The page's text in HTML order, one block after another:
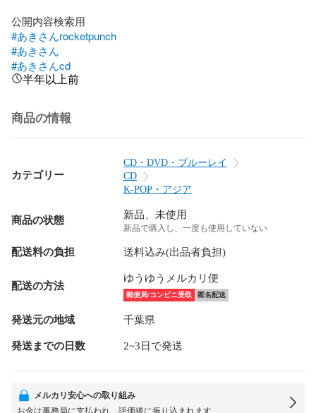
#あきさんrocketpunch
#あきさん
#あきさんcd
半年以上前
商品の情報
カテゴリー
CD・DVD・ブルーレイ
CD
K-POP・アジア
商品の状態 新品、未使用
新品で購入し、一度も使用していない
配送料の負担 送料込み(出品者負担)
配送の方法
ゆうゆうメルカリ便
郵便局/コンビニ受取 匿名配送
発送元の地域 千葉県
発送までの日数 2~3日で発送
メルカリ安心への取り組み
お金は事務局に支払われ、評価後に振り込まれます